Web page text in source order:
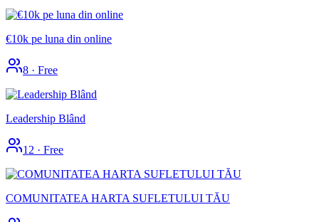
€10k pe luna din online
8 · Free
Leadership Blând
12 · Free
COMUNITATEA HARTA SUFLETULUI TĂU